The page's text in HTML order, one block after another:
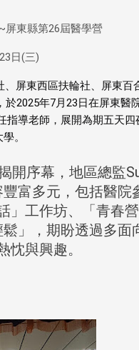
屏東縣第26屆醫學營
日(三)
屏東西區扶輪社、屏東百
2025年7月23日在屏東醫
指導老師，展開為期五天
。
序幕，地區總監
富多元，包括醫院
」工作坊、「青春
」，期盼透過多面
忱與興趣。